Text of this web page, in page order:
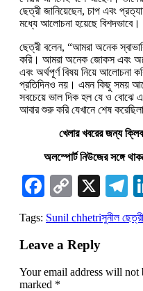
ছেত্রী জানিয়েছেন, চাপ এবং
মধ্যে আলোচনা হয়েছে বিশদভাবে।
ছেত্রী বলেন, “আমরা অনেক
করি। আমরা অনেক জোকস এবং
এবং অর্থপূর্ণ বিষয় নিয়ে আলোচনা
প্রতিদিনও নয়। এমন কিছু সময়
সবচেয়ে ভাল দিক হল যে ও বোঝে
আবার শুরু করি যেখানে শেষ
খেলার খবরের জন্য
অলস্পোর্ট নিউজের সঙ্গে
Facebook
Copy
Link
X
Tags: Sunil chhetriসুনীল ছেত্রী
Leave a Reply
Your email address will not
marked *